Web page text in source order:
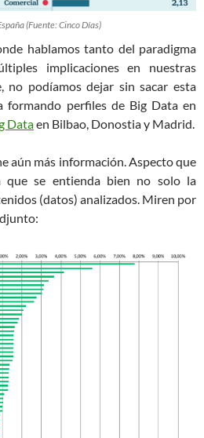
(Fuente: Cinco Días)
hablamos tanto del paradigma
implicaciones en nuestras
no podíamos dejar sin sacar esta
formando perfiles de Big Data en
Dataen Bilbao, Donostia y Madrid.
aún más información. Aspecto que
que se entienda bien no solo la
(datos) analizados. Miren por